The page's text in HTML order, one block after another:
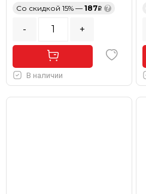
Со скидкой 15% — 187 ?
- +
В наличии